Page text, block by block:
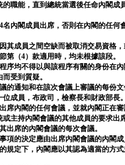
職能，直到總統當選後任命內閣成
4名內閣成員出席，否則在內閣的任何
因其成員之間空缺而被取消交易資格
第（4）款適用時，均未根據該段。
程序均不得以與該程序有關的身份在
受到質疑。
議的通知和在該次會議上審議的每份
成員，布政司，檢察長和財政部長。
出席內閣的任何會議，並就內閣正在
主持內閣會議的其他成員的要求出席
出席的內閣會議的每次會議。
項的決定應由出席內閣會議的內閣成
的規定下，內閣應以其認為適當的方